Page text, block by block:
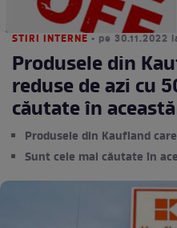
STIRI INTERNE • pe 30.11.2022
Produsele din
reduse de azi cu
căutate în
Produsele din Kaufland
Sunt cele mai căutate în